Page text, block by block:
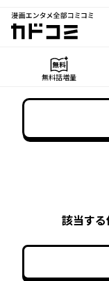
漫画エンタメ全部コ
カドコ
無料話増量
該当す